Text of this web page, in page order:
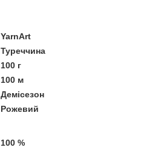
YarnArt
Туреччина
100 г
100 м
Демісезон
Рожевий
100 %